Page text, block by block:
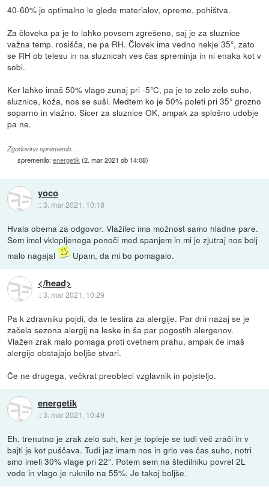
40-60% je optimalno le glede materialov, opreme, pohištva.
Za človeka pa je to lahko povsem zgrešeno, saj je za sluznice
važna temp. rosišča, ne pa RH. Človek ima vedno nekje 35°, zato
se RH ob telesu in na sluznicah ves čas spreminja in ni enaka kot v
sobi.
Ker lahko imaš 50% vlago zunaj pri -5°C, pa je to zelo zelo suho,
sluznice, koža, nos se suši. Medtem ko je 50% poleti pri 35° grozno
soparno in vlažno. Sicer za sluznice OK, ampak za splošno udobje
pa ne.
Zgodovina sprememb…
spremenilo:energetik(2. mar 2021 ob 14:08)
yoco
::3. mar 2021, 10:18
Hvala obema za odgovor. Vlažilec ima možnost samo hladne pare.
Sem imel vklopljenega ponoči med spanjem in mi je zjutraj nos bolj
malo nagajal
Upam, da mi bo pomagalo.
</head>
::3. mar 2021, 10:29
Pa k zdravniku pojdi, da te testira za alergije. Par dni nazaj se je
začela sezona alergij na leske in ša par pogostih alergenov.
Vlažen zrak malo pomaga proti cvetnem prahu, ampak če imaš
alergije obstajajo boljše stvari.
Če ne drugega, večkrat preobleci vzglavnik in pojsteljo.
energetik
::3. mar 2021, 10:49
Eh, trenutno je zrak zelo suh, ker je topleje se tudi več zrači in v
bajti je kot puščava. Tudi jaz imam nos in grlo ves čas suho, notri
smo imeli 30% vlage pri 22°. Potem sem na štedilniku povrel 2L
vode in vlago je ruknilo na 55%. Je takoj boljše.